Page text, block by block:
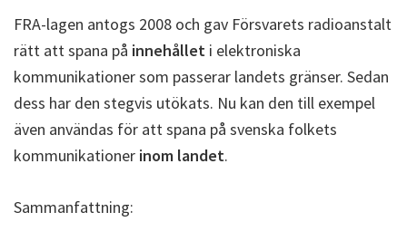
FRA-lagen antogs 2008 och gav Försvarets radioanstalt
rätt att spana på innehållet i elektroniska
kommunikationer som passerar landets gränser. Sedan
dess har den stegvis utökats. Nu kan den till exempel
även användas för att spana på svenska folkets
kommunikationer inom landet.
Sammanfattning: